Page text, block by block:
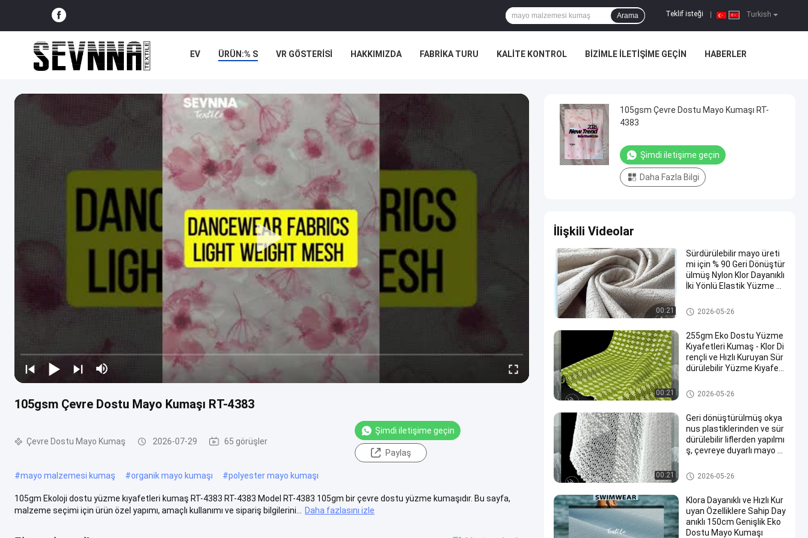
Turkish
Teklif isteği
Arama
EV ÜRÜN:% S VR GÖSTERISI HAKKIMIZDA FABRIKA TURU KALITE KONTROL BIZIMLE ILETIŞIME GEÇIN HABERLER
105gsm Çevre Dostu Mayo Kumaşı RT-4383
Çevre Dostu Mayo Kumaş 2026-07-29 65 görüşler
Şimdi iletişime geçin
Paylaş
#mayo malzemesi kumaş #organik mayo kumaşı #polyester mayo kumaşı
105gm Ekoloji dostu yüzme kıyafetleri kumaş RT-4383 RT-4383 Model RT-4383 105gm bir çevre dostu yüzme kumaşıdır. Bu sayfa,
malzeme seçimi için ürün özel yapımı, amaçlı kullanımı ve sipariş bilgilerini...
Daha fazlasını izle
105gsm Çevre Dostu Mayo Kumaşı RT-
4383
Şimdi iletişime geçin
Daha Fazla Bilgi
İlişkili Videolar
00:21
Sürdürülebilir mayo üreti
mi için % 90 Geri Dönüştür
ülmüş Nylon Klor Dayanıklı
İki Yönlü Elastik Yüzme Ku
Çevre Dostu Mayo Kumaş
2026-05-26
00:21
255gm Eko Dostu Yüzme
Kıyafetleri Kumaş - Klor Di
rençli ve Hızlı Kuruyan Sür
dürülebilir Yüzme Kıyafetl
Çevre Dostu Mayo Kumaş
2026-05-26
00:21
Geri dönüştürülmüş okya
nus plastiklerinden ve sür
dürülebilir liflerden yapılmı
ş, çevreye duyarlı mayo te
u mayo kumaşı
Çevre Dostu Mayo Kumaş
2026-05-26
Klora Dayanıklı ve Hızlı Kur
uyan Özelliklere Sahip Day
anıklı 150cm Genişlik Eko
Dostu Mayo Kumaşı